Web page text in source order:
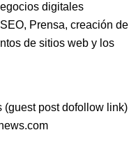
digitales
Prensa, creación de
de sitios web y los
(guest post dofollow link)